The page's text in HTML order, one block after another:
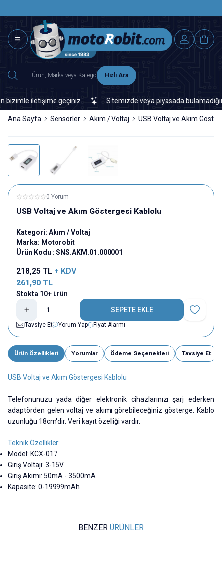
Hızlı Ara
iletişime geçiniz. Sitemizde veya piyasada
Ana Sayfa Sensörler Akım / Voltaj USB Voltaj ve Akım
0 Yorum
USB Voltaj ve Akım Göstergesi Kablolu
Kategori: Akım / Voltaj
Marka: Motorobit
Ürün Kodu : SNS.AKM.01.000001
218,25 TL + KDV
261,90 TL
Stokta 10+ ürün
SEPETE EKLE
Favoriye
Tavsiye Et
Yorum Yap Fiyat Alarmı
Ürün Özellikleri Yorumlar Ödeme Seçenekleri Tavsiye Et
USB Voltaj ve Akım Göstergesi Kablolu
Telefonunuzu yada diğer elektronik cihazlarınızı şarj ederken
adaptörden gelen voltaj ve akımı görebileceğiniz gösterge. Kablo
uzunluğu 18cm'dir. Veri kayıt özelliği vardır.
Teknik Özellikler:
Model: KCX-017
Giriş Voltajı: 3-15V
Giriş Akımı: 50mA - 3500mA
Kapasite: 0-19999mAh
BENZER ÜRÜNLER